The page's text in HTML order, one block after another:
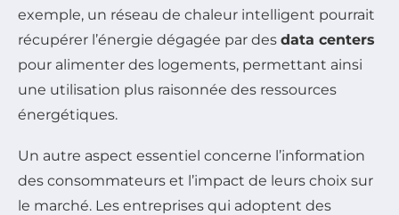
exemple, un réseau de chaleur intelligent pourrait
récupérer l’énergie dégagée par des data centers
pour alimenter des logements, permettant ainsi
une utilisation plus raisonnée des ressources
énergétiques.
Un autre aspect essentiel concerne l’information
des consommateurs et l’impact de leurs choix sur
le marché. Les entreprises qui adoptent des